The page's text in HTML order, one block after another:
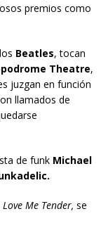
premios como
Beatles, tocan
Theatre,
juzgan en función
llamados de
de funk Michael
Love Me Tender, se